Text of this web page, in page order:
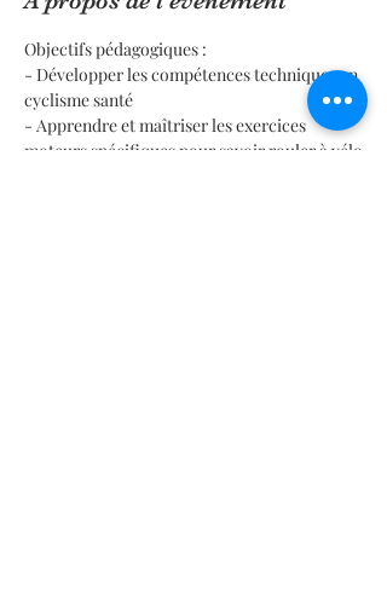
Objectifs pédagogiques :
- Développer les compétences techniques en
cyclisme santé
- Apprendre et maîtriser les exercices
moteurs spécifiques pour savoir rouler à vélo